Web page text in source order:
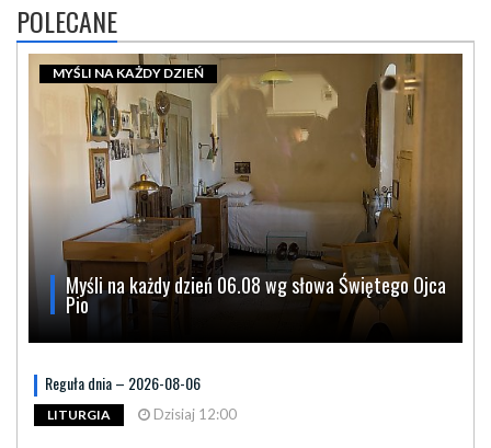
POLECANE
Myśli na każdy dzień 06.08 wg słowa Świętego Ojca
Pio
MYŚLI NA KAŻDY DZIEŃ
Reguła dnia – 2026-08-06
LITURGIA Dzisiaj 12:00